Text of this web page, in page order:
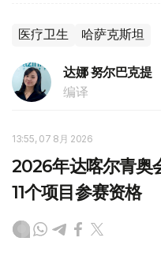
医疗卫生 哈萨克斯坦
达娜 努尔巴克提
编译
13:55, 07 8月 2026
2026年达喀尔青奥
11个项目参赛资格